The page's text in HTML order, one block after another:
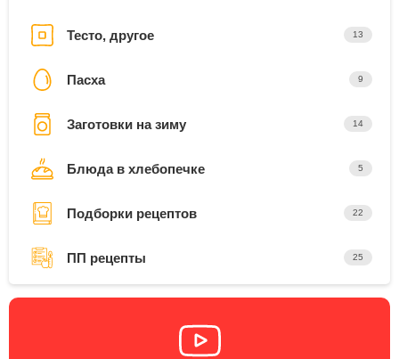
Тесто, другое 13
Пасха 9
Заготовки на зиму 14
Блюда в хлебопечке 5
Подборки рецептов 22
ПП рецепты 25